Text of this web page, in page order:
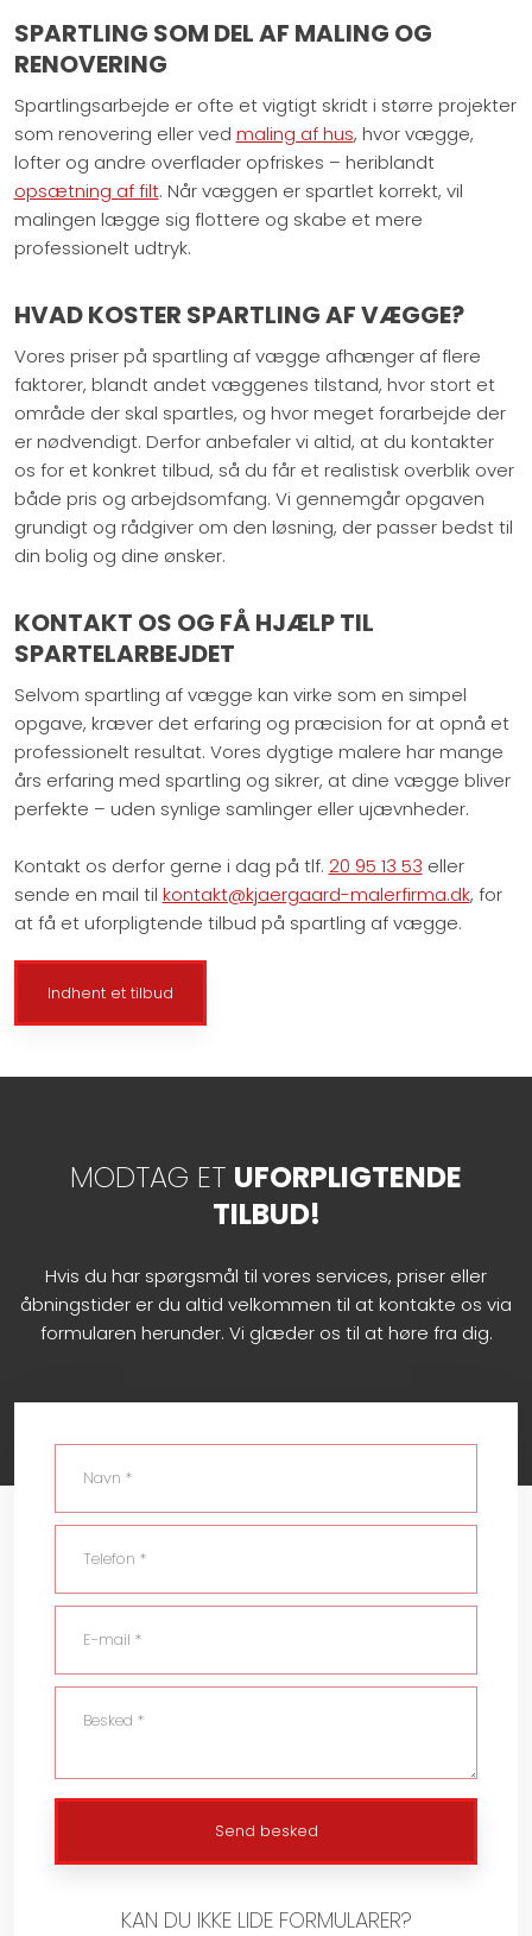
​SPARTLING SOM DEL AF MALING OG
RENOVERING
Spartlingsarbejde er ofte et vigtigt skridt i større projekter
som renovering eller ved maling af hus, hvor vægge,
lofter og andre overflader opfriskes – heriblandt
opsætning af filt. Når væggen er spartlet korrekt, vil
malingen lægge sig flottere og skabe et mere
professionelt udtryk.
​HVAD KOSTER SPARTLING AF VÆGGE?
Vores priser på spartling af vægge afhænger af flere
faktorer, blandt andet væggenes tilstand, hvor stort et
område der skal spartles, og hvor meget forarbejde der
er nødvendigt. Derfor anbefaler vi altid, at du kontakter
os for et konkret tilbud, så du får et realistisk overblik over
både pris og arbejdsomfang. Vi gennemgår opgaven
grundigt og rådgiver om den løsning, der passer bedst til
din bolig og dine ønsker.
KONTAKT OS OG FÅ HJÆLP TIL
SPARTELARBEJDET
Selvom spartling af vægge kan virke som en simpel
opgave, kræver det erfaring og præcision for at opnå et
professionelt resultat. Vores dygtige malere har mange
års erfaring med spartling og sikrer, at dine vægge bliver
perfekte – uden synlige samlinger eller ujævnheder.
Kontakt os derfor gerne i dag på tlf. 20 95 13 53 eller
sende en mail til kontakt@kjaergaard-malerfirma.dk, for
at få et uforpligtende tilbud på spartling af vægge.​​
Indhent et tilbud
MODTAG ET UFORPLIGTENDE
TILBUD!
Hvis du har spørgsmål til vores services, priser eller
åbningstider er du altid velkommen til at kontakte os via
formularen herunder. Vi glæder os til at høre fra dig.
​KAN DU IKKE LIDE FORMULARER?